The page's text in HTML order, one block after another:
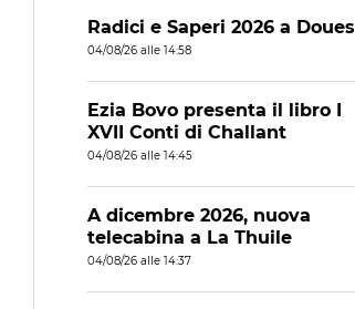
Radici e Saperi 2026 a Doues
04/08/26 alle 14:58
Ezia Bovo presenta il libro I
XVII Conti di Challant
04/08/26 alle 14:45
A dicembre 2026, nuova
telecabina a La Thuile
04/08/26 alle 14:37